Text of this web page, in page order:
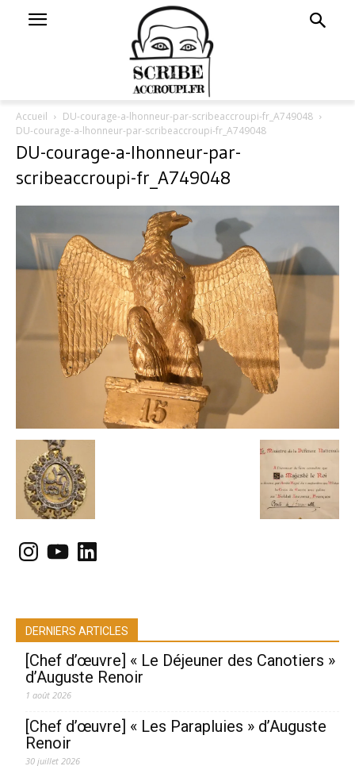
Accueil
DU-courage-a-lhonneur-par-scribeaccroupi-fr_A749048
DU-courage-a-lhonneur-par-scribeaccroupi-fr_A749048
DU-courage-a-lhonneur-par-
scribeaccroupi-fr_A749048
Instagram
YouTubeLinkedIn
DERNIERS ARTICLES
[Chef d’œuvre] « Le Déjeuner des Canotiers »
d’Auguste Renoir
1 août 2026
[Chef d’œuvre] « Les Parapluies » d’Auguste
Renoir
30 juillet 2026